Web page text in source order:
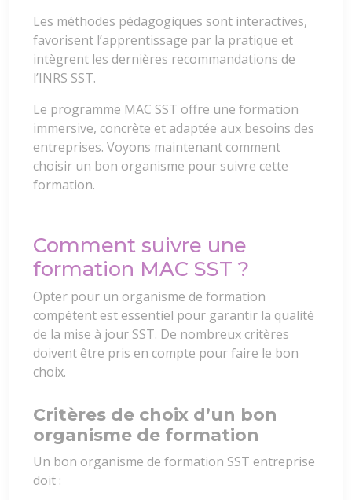
Les méthodes pédagogiques sont interactives,
favorisent l’apprentissage par la pratique et
intègrent les dernières recommandations de
l’INRS SST.
Le programme MAC SST offre une formation
immersive, concrète et adaptée aux besoins des
entreprises. Voyons maintenant comment
choisir un bon organisme pour suivre cette
formation.
Comment suivre une
formation MAC SST ?
Opter pour un organisme de formation
compétent est essentiel pour garantir la qualité
de la mise à jour SST. De nombreux critères
doivent être pris en compte pour faire le bon
choix.
Critères de choix d’un bon
organisme de formation
Un bon organisme de formation SST entreprise
doit :